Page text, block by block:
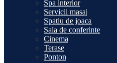
Spa interior
Servicii masaj
Spatiu de joaca
Sala de conferinte
Cinema
Terase
Ponton